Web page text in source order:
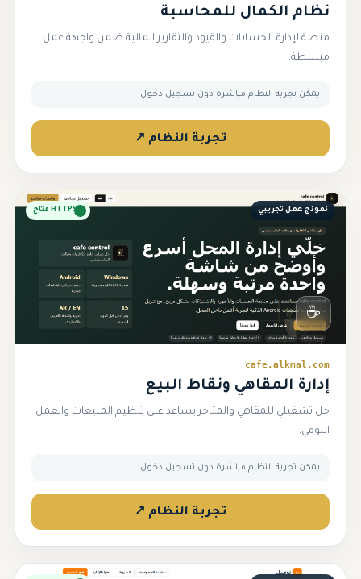
نظام الكمال للمحاسبة
منصة لإدارة الحسابات والقيود والتقارير المالية ضمن واجهة عمل
مبسطة.
يمكن تجربة النظام مباشرة دون تسجيل دخول.
تجربة النظام ↗
نموذج عمل تجريبي HTTPS متاح
☕
cafe.alkmal.com
إدارة المقاهي ونقاط البيع
حل تشغيلي للمقاهي والمتاجر يساعد على تنظيم المبيعات والعمل
اليومي.
يمكن تجربة النظام مباشرة دون تسجيل دخول.
تجربة النظام ↗